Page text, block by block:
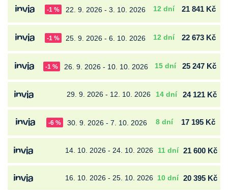
-1 % 22. 9. 2026 - 3. 10. 2026 12 dní 21 841 Kč
-1 % 25. 9. 2026 - 6. 10. 2026 12 dní 22 673 Kč
-1 % 26. 9. 2026 - 10. 10. 2026 15 dní 25 247 Kč
29. 9. 2026 - 12. 10. 2026 14 dní 24 121 Kč
-6 % 30. 9. 2026 - 7. 10. 2026 8 dní 17 195 Kč
14. 10. 2026 - 24. 10. 2026 11 dní 21 600 Kč
16. 10. 2026 - 25. 10. 2026 10 dní 20 395 Kč